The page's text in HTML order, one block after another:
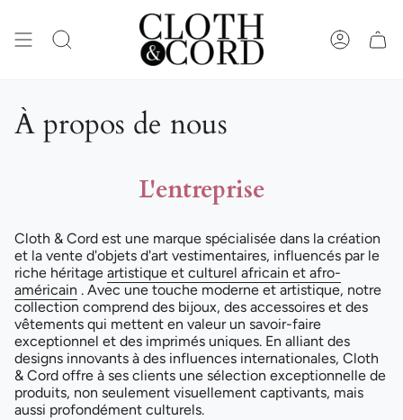
contenu
RECHERCHE COMPTE
À propos de nous
L'entreprise
Cloth & Cord est une marque spécialisée dans la création
et la vente d'objets d'art vestimentaires, influencés par le
riche héritage artistique et culturel africain et afro-
américain . Avec une touche moderne et artistique, notre
collection comprend des bijoux, des accessoires et des
vêtements qui mettent en valeur un savoir-faire
exceptionnel et des imprimés uniques. En alliant des
designs innovants à des influences internationales, Cloth
& Cord offre à ses clients une sélection exceptionnelle de
produits, non seulement visuellement captivants, mais
aussi profondément culturels.